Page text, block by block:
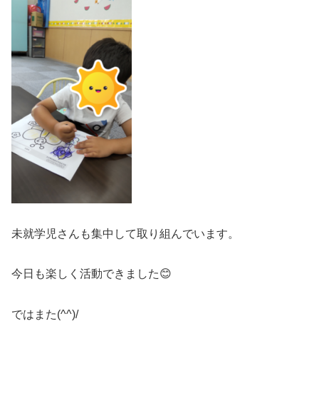
未就学児さんも集中して取り組んでいます。
今日も楽しく活動できました😊
ではまた(^^)/